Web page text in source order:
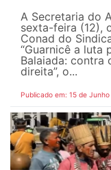
A Secretaria do
sexta-feira (12),
Conad do
“Guarnicê a luta
Balaiada: contra
direita”, o...
Publicado em: 15 de